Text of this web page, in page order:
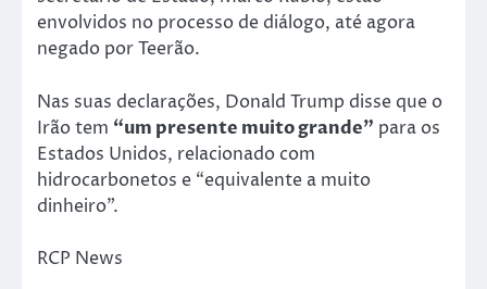
envolvidos no processo de diálogo, até agora
negado por Teerão.
Nas suas declarações, Donald Trump disse que o
Irão tem “um presente muito grande” para os
Estados Unidos, relacionado com
hidrocarbonetos e “equivalente a muito
dinheiro”.
RCP News